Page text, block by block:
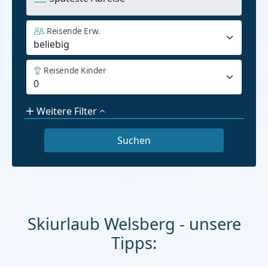
Reisende Erw.
Reisende Kinder
Weitere Filter
Skiurlaub